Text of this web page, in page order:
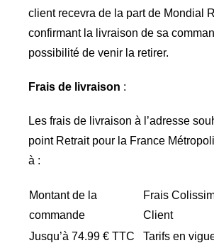
client recevra de la part de Mondial
confirmant la livraison de sa
possibilité de venir la retirer.
Frais de livraison :
Les frais de livraison à l’adresse
point Retrait pour la France
à :
Montant de la
commande
Frais
Client
Jusqu’à 74.99 € TTC
Tarifs en